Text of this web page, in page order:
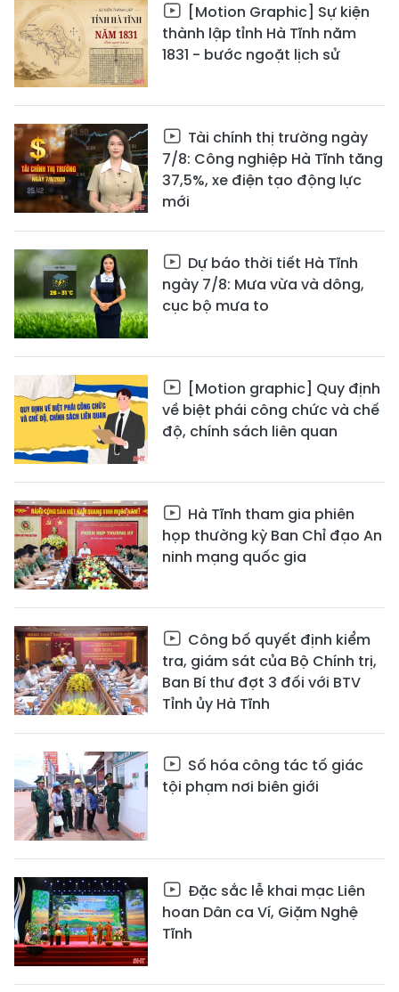
[Motion Graphic] Sự kiện
thành lập tỉnh Hà Tĩnh năm
1831 - bước ngoặt lịch sử
Tài chính thị trường ngày
7/8: Công nghiệp Hà Tĩnh tăng
37,5%, xe điện tạo động lực
mới
Dự báo thời tiết Hà Tĩnh
ngày 7/8: Mưa vừa và dông,
cục bộ mưa to
[Motion graphic] Quy định
về biệt phái công chức và chế
độ, chính sách liên quan
Hà Tĩnh tham gia phiên
họp thường kỳ Ban Chỉ đạo An
ninh mạng quốc gia
Công bố quyết định kiểm
tra, giám sát của Bộ Chính trị,
Ban Bí thư đợt 3 đối với BTV
Tỉnh ủy Hà Tĩnh
Số hóa công tác tố giác
tội phạm nơi biên giới
Đặc sắc lễ khai mạc Liên
hoan Dân ca Ví, Giặm Nghệ
Tĩnh